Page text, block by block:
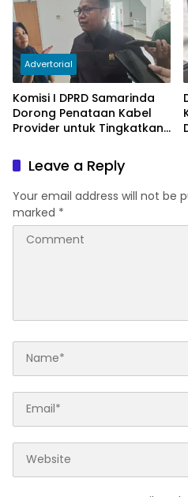
Advertorial
Komisi I DPRD Samarinda
Dorong Penataan Kabel
Provider untuk Tingkatkan
Leave a Reply
Your email address will not be
marked *